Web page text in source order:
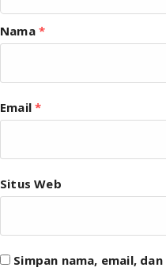
Nama *
Email*
Situs Web
Simpan nama, email,